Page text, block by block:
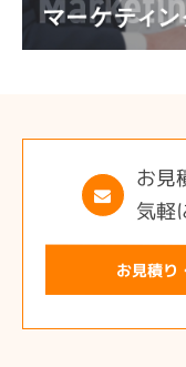
お見
気軽
お見積り